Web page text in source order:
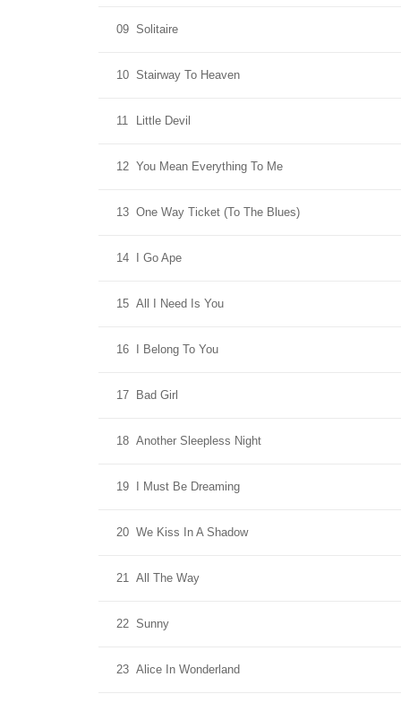
09 Solitaire
10 Stairway To Heaven
11 Little Devil
12 You Mean Everything To Me
13 One Way Ticket (To The Blues)
14 I Go Ape
15 All I Need Is You
16 I Belong To You
17 Bad Girl
18 Another Sleepless Night
19 I Must Be Dreaming
20 We Kiss In A Shadow
21 All The Way
22 Sunny
23 Alice In Wonderland